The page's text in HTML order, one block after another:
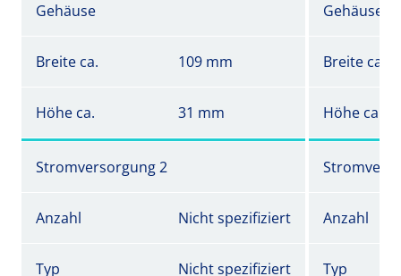
Gehäuse Gehäuse
Breite ca. 109 mm Breite ca.
Höhe ca. 31 mm Höhe ca.
Stromversorgung 2
Anzahl Nicht spezifiziert Anzahl
Typ Nicht spezifiziert Typ